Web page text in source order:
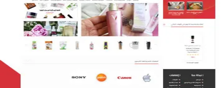
تصميم متجر لمار
التفاصيل